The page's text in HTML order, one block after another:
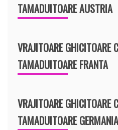
TAMADUITOARE AUSTRIA
VRAJITOARE GHICITOARE
TAMADUITOARE FRANTA
VRAJITOARE GHICITOARE
TAMADUITOARE GERMANIA